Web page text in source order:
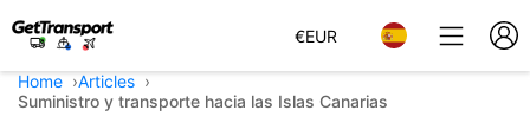
€EUR
Home
Articles
Suministro y transporte hacia las Islas Canarias